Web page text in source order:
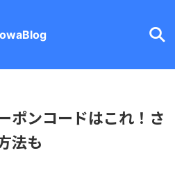
ポンコードはこれ！さ
法も